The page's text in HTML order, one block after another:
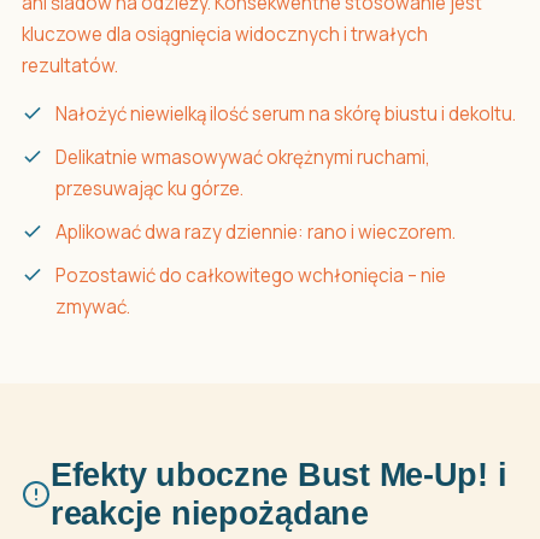
kluczowe dla osiągnięcia widocznych i trwałych
rezultatów.
Nałożyć niewielką ilość serum na skórę biustu i dekoltu.
Delikatnie wmasowywać okrężnymi ruchami,
przesuwając ku górze.
Aplikować dwa razy dziennie: rano i wieczorem.
Pozostawić do całkowitego wchłonięcia – nie
zmywać.
Efekty uboczne Bust Me-Up! i
reakcje niepożądane